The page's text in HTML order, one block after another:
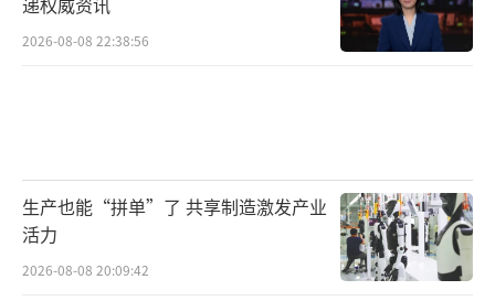
2026-08-08 22:38:56
生产也能“拼单”了 共享制造激发产业
活力
2026-08-08 20:09:42